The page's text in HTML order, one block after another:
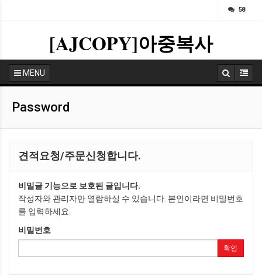
58
[AJCOPY]아중복사
MENU
Password
견적요청/주문신청합니다.
비밀글 기능으로 보호된 글입니다.
작성자와 관리자만 열람하실 수 있습니다. 본인이라면 비밀번호
를 입력하세요.
비밀번호
확인